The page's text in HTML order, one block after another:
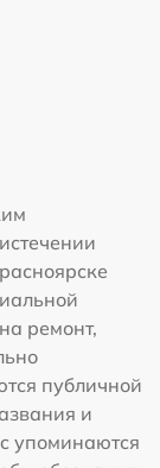
ремонт,
публичной
и
упоминаются